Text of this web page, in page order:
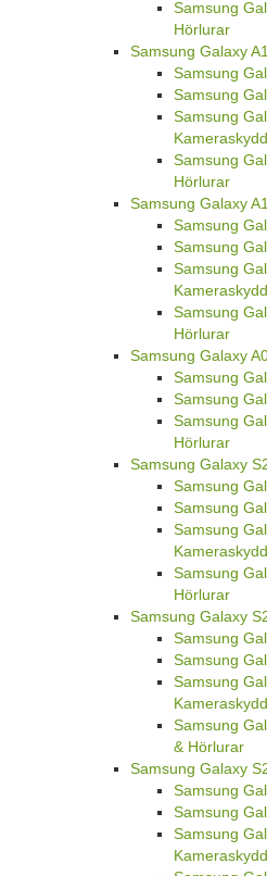
Samsung
Hörlurar
Samsung Galaxy
Samsung
Samsung
Samsung
Kameraskydd
Samsung
Hörlurar
Samsung Galaxy
Samsung
Samsung
Samsung
Kameraskydd
Samsung
Hörlurar
Samsung Galaxy
Samsung
Samsung
Samsung
Hörlurar
Samsung Galaxy
Samsung
Samsung
Samsung
Kameraskydd
Samsung
Hörlurar
Samsung Galaxy
Samsung
Samsung
Samsung
Kameraskydd
Samsung
& Hörlurar
Samsung Galaxy
Samsung
Samsung
Samsung
Kameraskydd